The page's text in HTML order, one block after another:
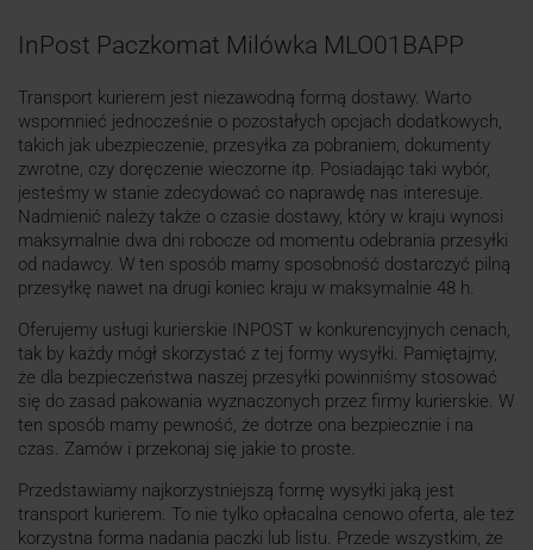
InPost Paczkomat Milówka MLO01BAPP
Transport kurierem jest niezawodną formą dostawy. Warto
wspomnieć jednocześnie o pozostałych opcjach dodatkowych,
takich jak ubezpieczenie, przesyłka za pobraniem, dokumenty
zwrotne, czy doręczenie wieczorne itp. Posiadając taki wybór,
jesteśmy w stanie zdecydować co naprawdę nas interesuje.
Nadmienić należy także o czasie dostawy, który w kraju wynosi
maksymalnie dwa dni robocze od momentu odebrania przesyłki
od nadawcy. W ten sposób mamy sposobność dostarczyć pilną
przesyłkę nawet na drugi koniec kraju w maksymalnie 48 h.
Oferujemy usługi kurierskie INPOST w konkurencyjnych cenach,
tak by każdy mógł skorzystać z tej formy wysyłki. Pamiętajmy,
że dla bezpieczeństwa naszej przesyłki powinniśmy stosować
się do zasad pakowania wyznaczonych przez firmy kurierskie. W
ten sposób mamy pewność, że dotrze ona bezpiecznie i na
czas. Zamów i przekonaj się jakie to proste.
Przedstawiamy najkorzystniejszą formę wysyłki jaką jest
transport kurierem. To nie tylko opłacalna cenowo oferta, ale też
korzystna forma nadania paczki lub listu. Przede wszystkim, że